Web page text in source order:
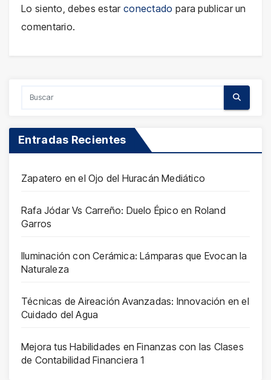
Lo siento, debes estar conectado para publicar un
comentario.
Entradas Recientes
Zapatero en el Ojo del Huracán Mediático
Rafa Jódar Vs Carreño: Duelo Épico en Roland
Garros
Iluminación con Cerámica: Lámparas que Evocan la
Naturaleza
Técnicas de Aireación Avanzadas: Innovación en el
Cuidado del Agua
Mejora tus Habilidades en Finanzas con las Clases
de Contabilidad Financiera 1